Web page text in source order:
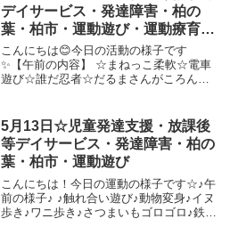
も...
デイサービス・発達障害・柏の
葉・柏市・運動遊び・運動療育・
プログラム・楽しい療育
こんにちは😊今日の活動の様子です
✨【午前の内容】 ☆まねっこ柔軟☆電車
遊び☆誰だ忍者☆だるまさんがころんだ
あそび（歩く・スキップ・くま歩き）☆
陣地おに★ラッコスター→...
5月13日☆児童発達支援・放課後
等デイサービス・発達障害・柏の
葉・柏市・運動遊び
こんにちは！今日の運動の様子です☆♪午
前の様子♪ ♪触れ合い遊び♪動物変身♪イヌ
歩き♪ワニ歩き♪さつまいもゴロゴロ♪鉄棒